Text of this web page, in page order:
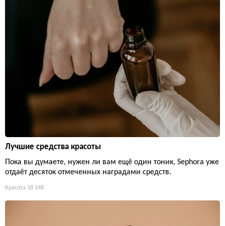
Лучшие средства красоты
Пока вы думаете, нужен ли вам ещё один тоник, Sephora уже
отдаёт десяток отмеченных наградами средств.
Красота 18 148